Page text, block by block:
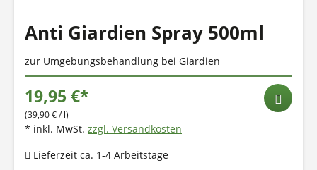
Anti Giardien Spray 500ml
zur Umgebungsbehandlung bei Giardien
19,95 €*
(39,90 € / l)
* inkl. MwSt. zzgl. Versandkosten
Lieferzeit ca. 1-4 Arbeitstage